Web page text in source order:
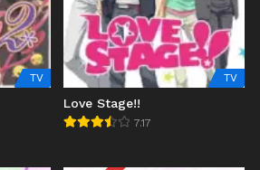
TV TV
Love Stage!!
7.17